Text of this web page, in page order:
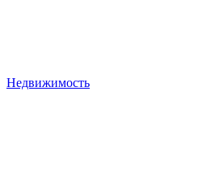
Недвижимость